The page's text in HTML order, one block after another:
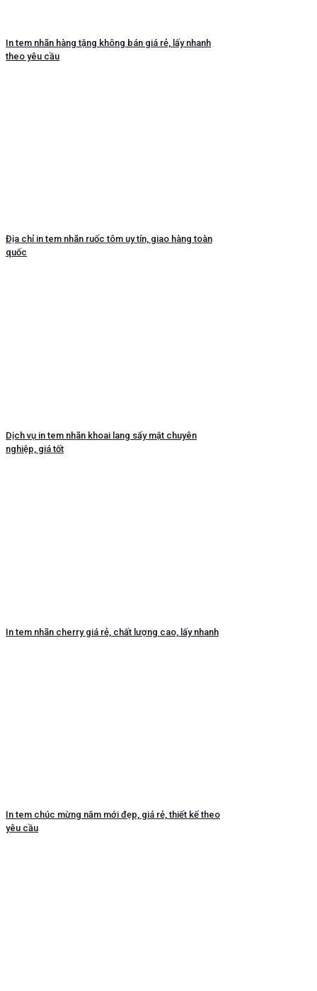
In tem nhãn hàng tặng không bán giá rẻ, lấy nhanh
theo yêu cầu
Địa chỉ in tem nhãn ruốc tôm uy tín, giao hàng toàn
quốc
Dịch vụ in tem nhãn khoai lang sấy mật chuyên
nghiệp, giá tốt
In tem nhãn cherry giá rẻ, chất lượng cao, lấy nhanh
In tem chúc mừng năm mới đẹp, giá rẻ, thiết kế theo
yêu cầu